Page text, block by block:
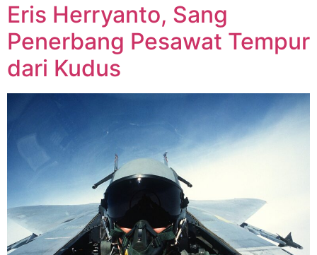
Eris Herryanto, Sang
Penerbang Pesawat Tempur
dari Kudus